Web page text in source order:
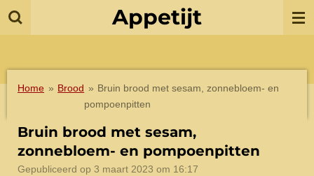
Ga
Appetijt
Home » Brood » Bruin brood met sesam, zonnebloem- en
pompoenpitten
Bruin brood met sesam,
zonnebloem- en pompoenpitten
Gepubliceerd op 3 maart 2023 om 16:17